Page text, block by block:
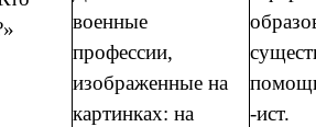
военные
профессии,
изображенные на
картинках: на
-ист.